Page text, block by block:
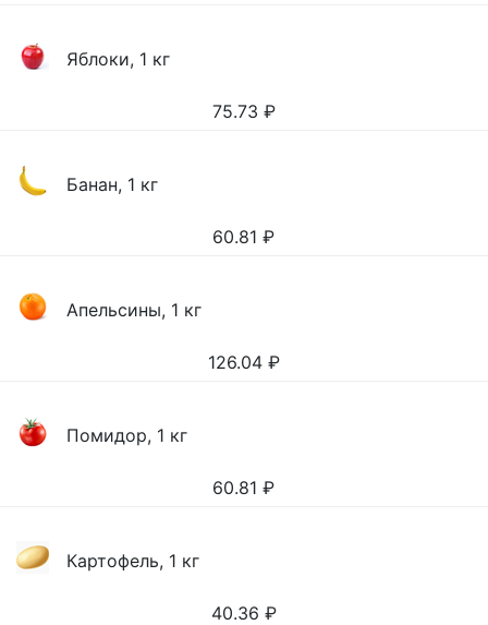
Яблоки, 1 кг
75.73 ₽
Банан, 1 кг
60.81 ₽
Апельсины, 1 кг
126.04 ₽
Помидор, 1 кг
60.81 ₽
Картофель, 1 кг
40.36 ₽